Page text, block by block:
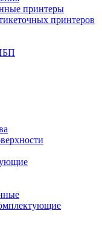
принтеры
принтеров